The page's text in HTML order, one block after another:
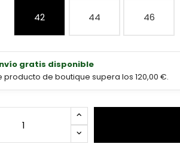
42 44 46
gratis disponible
producto de boutique supera los 120,00 €.